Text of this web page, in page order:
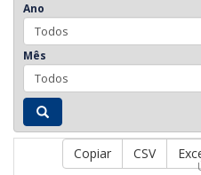
Ano
Mês
Copiar CSV